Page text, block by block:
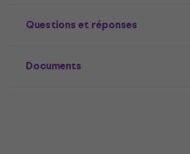
Questions et réponses
Documents